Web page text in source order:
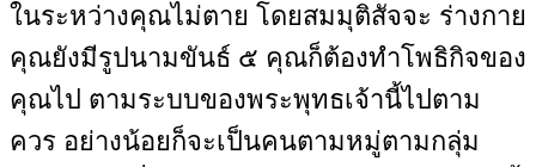
ในระหว่างคุณไม่ตาย โดยสมมุติสัจจะ ร่างกาย
คุณยังมีรูปนามขันธ์ ๕ คุณก็ต้องทำโพธิกิจของ
คุณไป ตามระบบของพระพุทธเจ้านี้ไปตาม
ควร อย่างน้อยก็จะเป็นคนตามหมู่ตามกลุ่ม